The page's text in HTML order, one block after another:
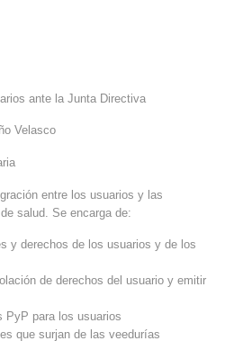
ante la Junta Directiva
Velasco
entre los usuarios y las
salud. Se encarga de:
y derechos de los usuarios y de los
de derechos del usuario y emitir
PyP para los usuarios
que surjan de las veedurías